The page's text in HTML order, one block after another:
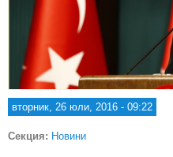
вторник, 26 юли, 2016 - 09:22
Секция: Новини